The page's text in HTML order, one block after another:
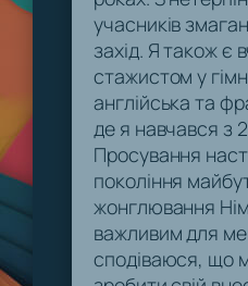
учасників
захід. Я також є
стажистом у
англійська та
де я навчався з
Просування
покоління
жонглювання
важливим для
сподіваюся, що